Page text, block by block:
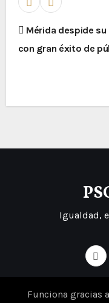
Mérida despide su
con gran éxito de
Igualdad,
Funciona gracias